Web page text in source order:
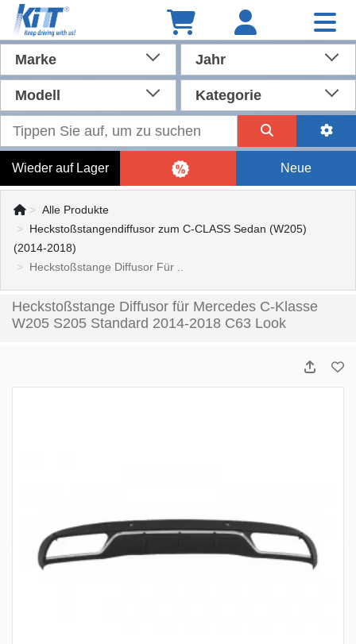
Marke Jahr
Modell Kategorie
Wieder auf Lager Neue
Alle Produkte
Heckstoßstangendiffusor zum C-CLASS Sedan (W205)
(2014-2018)
Heckstoßstange Diffusor Für ..
Heckstoßstange Diffusor für Mercedes C-Klasse
W205 S205 Standard 2014-2018 C63 Look